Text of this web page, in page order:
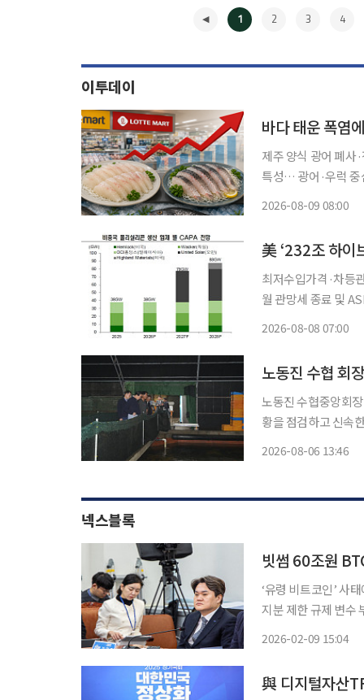
1 2 3 4
이투데이
바다 태운 폭염
제주 양식 광어 폐사
특성… 광어·우럭 중심 고시세 장기화 전망
2026-08-09 08:00
美 ‘232조 하이
최저수입가격·차등
월 관망세 종료 및 ASP 상
2026-08-08 07:00
노동진 수협 회
노동진 수협중앙회
황을 점검하고 신속
2026-08-06 13:46
넥스블록
빗썸 60조원
‘유령 비트코인’ 사
지분 제한 규제 변수 부
2026-02-09 15:04
與 디지털자산